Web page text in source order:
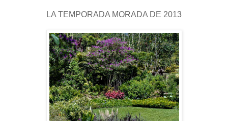
LA TEMPORADA MORADA DE 2013